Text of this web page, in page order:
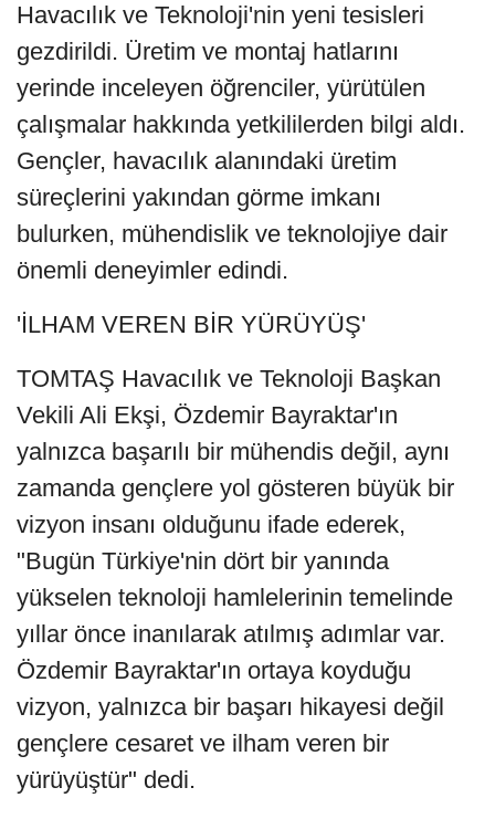
Havacılık ve Teknoloji'nin yeni tesisleri
gezdirildi. Üretim ve montaj hatlarını
yerinde inceleyen öğrenciler, yürütülen
çalışmalar hakkında yetkililerden bilgi aldı.
Gençler, havacılık alanındaki üretim
süreçlerini yakından görme imkanı
bulurken, mühendislik ve teknolojiye dair
önemli deneyimler edindi.
'İLHAM VEREN BİR YÜRÜYÜŞ'
TOMTAŞ Havacılık ve Teknoloji Başkan
Vekili Ali Ekşi, Özdemir Bayraktar'ın
yalnızca başarılı bir mühendis değil, aynı
zamanda gençlere yol gösteren büyük bir
vizyon insanı olduğunu ifade ederek,
"Bugün Türkiye'nin dört bir yanında
yükselen teknoloji hamlelerinin temelinde
yıllar önce inanılarak atılmış adımlar var.
Özdemir Bayraktar'ın ortaya koyduğu
vizyon, yalnızca bir başarı hikayesi değil
gençlere cesaret ve ilham veren bir
yürüyüştür" dedi.